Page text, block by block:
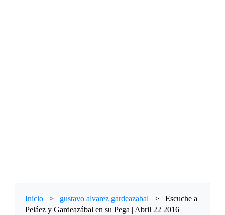
Inicio > gustavo alvarez gardeazabal >
Escuche a
Peláez y Gardeazábal en su Pega | Abril 22 2016